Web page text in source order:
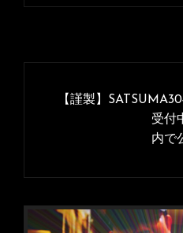
ゲ
【謹製】
受付
内で